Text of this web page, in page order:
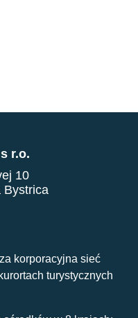
r.o.
10
Bystrica
korporacyjna sieć
turystycznych